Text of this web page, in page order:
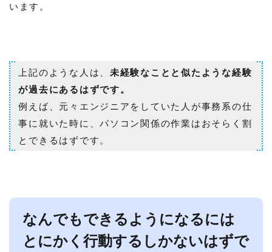
います。
上記のような人は、 未経験なことと似たような経験
が過去にあるはずです。
例えば、元々エンジニアをしていた人が事務系の仕
事に就いた時に、パソコン関係の作業はおそらく割
とできるはずです。
なんでもできるようになるには
とにかく行動するしかないはずで